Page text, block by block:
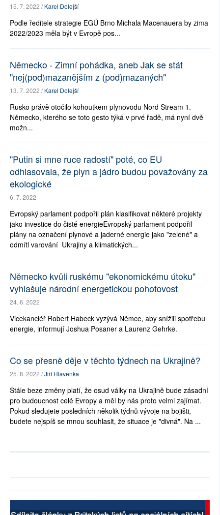
15. 7. 2022 /Karel Dolejší
Podle ředitele strategie EGÚ Brno Michala Macenauera by zima
2022/2023 měla být v Evropě pos...
Německo - Zimní pohádka, aneb Jak se stát
"nej(pod)mazanějším z (pod)mazaných"
13. 7. 2022 /Karel Dolejší
Rusko právě otočilo kohoutkem plynovodu Nord Stream 1.
Německo, kterého se toto gesto týká v prvé řadě, má nyní dvě
možn...
"Putin si mne ruce radostí" poté, co EU
odhlasovala, že plyn a jádro budou považovány za
ekologické
6. 7. 2022
Evropský parlament podpořil plán klasifikovat některé projekty
jako investice do čisté energieEvropský parlament podpořil
plány na označení plynové a jaderné energie jako "zelené" a
odmítl varování Ukrajiny a klimatických...
Německo kvůli ruskému "ekonomickému útoku"
vyhlašuje národní energetickou pohotovost
24. 6. 2022
Vicekancléř Robert Habeck vyzývá Němce, aby snížili spotřebu
energie, informují Joshua Posaner a Laurenz Gehrke.
Co se přesně děje v těchto týdnech na Ukrajině?
25. 8. 2022 /Jiří Hlavenka
Stále beze změny platí, že osud války na Ukrajině bude zásadní
pro budoucnost celé Evropy a měl by nás proto velmi zajímat.
Pokud sledujete posledních několik týdnů vývoje na bojišti,
budete nejspíš se mnou souhlasit, že situace je "divná". Na ...